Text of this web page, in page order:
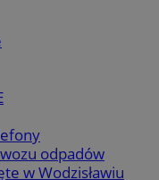
odpadów
w Wodzisławiu